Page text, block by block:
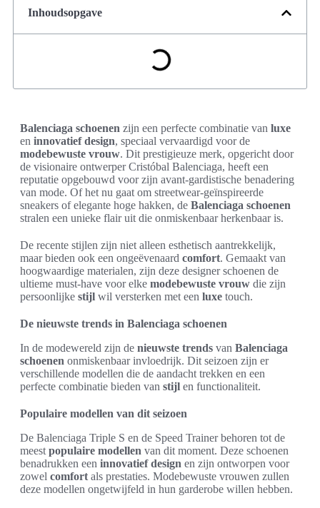
Inhoudsopgave
Balenciaga schoenen zijn een perfecte combinatie van luxe
en innovatief design, speciaal vervaardigd voor de
modebewuste vrouw. Dit prestigieuze merk, opgericht door
de visionaire ontwerper Cristóbal Balenciaga, heeft een
reputatie opgebouwd voor zijn avant-gardistische benadering
van mode. Of het nu gaat om streetwear-geïnspireerde
sneakers of elegante hoge hakken, de Balenciaga schoenen
stralen een unieke flair uit die onmiskenbaar herkenbaar is.
De recente stijlen zijn niet alleen esthetisch aantrekkelijk,
maar bieden ook een ongeëvenaard comfort. Gemaakt van
hoogwaardige materialen, zijn deze designer schoenen de
ultieme must-have voor elke modebewuste vrouw die zijn
persoonlijke stijl wil versterken met een luxe touch.
De nieuwste trends in Balenciaga schoenen
In de modewereld zijn de nieuwste trends van Balenciaga
schoenen onmiskenbaar invloedrijk. Dit seizoen zijn er
verschillende modellen die de aandacht trekken en een
perfecte combinatie bieden van stijl en functionaliteit.
Populaire modellen van dit seizoen
De Balenciaga Triple S en de Speed Trainer behoren tot de
meest populaire modellen van dit moment. Deze schoenen
benadrukken een innovatief design en zijn ontworpen voor
zowel comfort als prestaties. Modebewuste vrouwen zullen
deze modellen ongetwijfeld in hun garderobe willen hebben.